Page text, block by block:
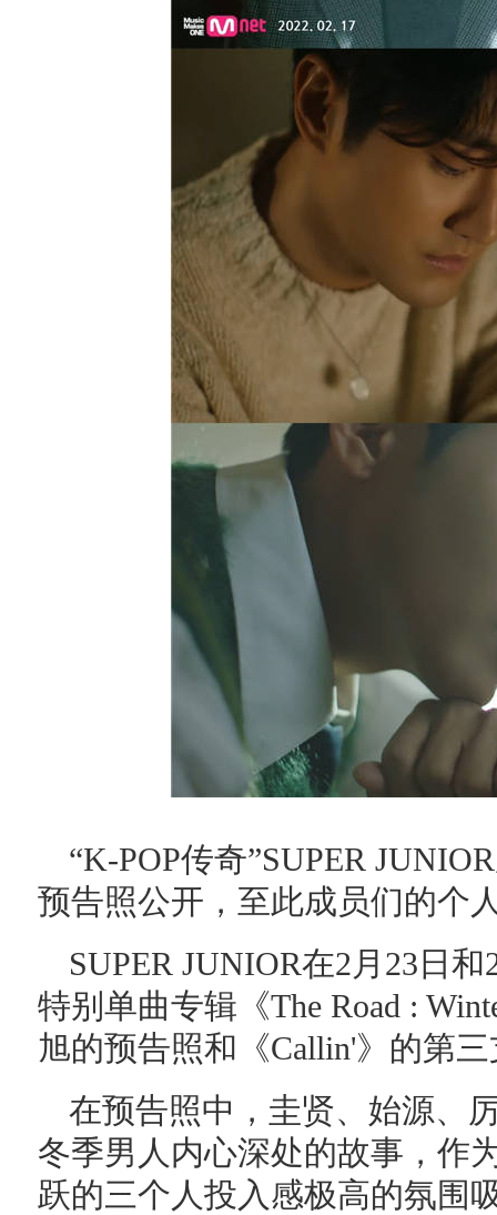
“K-POP传奇”SUPER
预告照公开，至此成员们的个
SUPER JUNIOR在2月23日
特别单曲专辑《The Road :
旭的预告照和《Callin'》的第
在预告照中，圭贤、始源、
冬季男人内心深处的故事，作
跃的三个人投入感极高的氛围